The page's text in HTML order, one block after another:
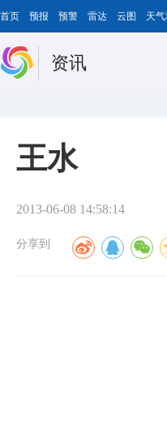
首页 预报 预警 雷达 云图 天气
资讯
王水
2013-06-08 14:58:14
分享到